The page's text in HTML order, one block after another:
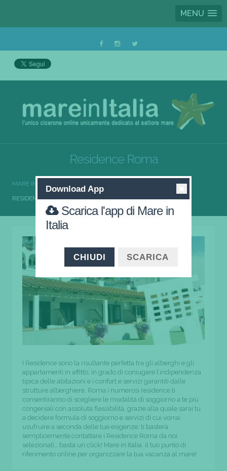
MENU
Residence Roma
MARE IN ITALIA
RESIDENCE ROMA
I Residence sono la risultante perfetta tra gli alberghi e gli
appartamenti in affitto, in grado di coniugare l’indipendenza
tipica delle abitazioni e i confort e servizi garantiti dalle
strutture alberghiere. Roma i numerosi residence ti
consentiranno di scegliere le modalità di soggiorno a te più
congeniali con assoluta flessibilità, grazie alla quale sarai tu
a decidere formula di soggiorno e servizi di cui vorrai
usufruire a seconda delle tue esigenze; ti basterà
semplicemente contattare i Residence Roma da noi
selezionati… basta un click! Mare in Italia, il tuo punto di
riferimento online per organizzare la tua vacanza al mare!
Download App
Scarica l'app di Mare in
Italia
CHIUDI SCARICA